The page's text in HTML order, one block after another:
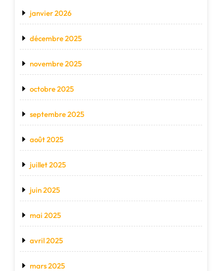
janvier 2026
décembre 2025
novembre 2025
octobre 2025
septembre 2025
août 2025
juillet 2025
juin 2025
mai 2025
avril 2025
mars 2025